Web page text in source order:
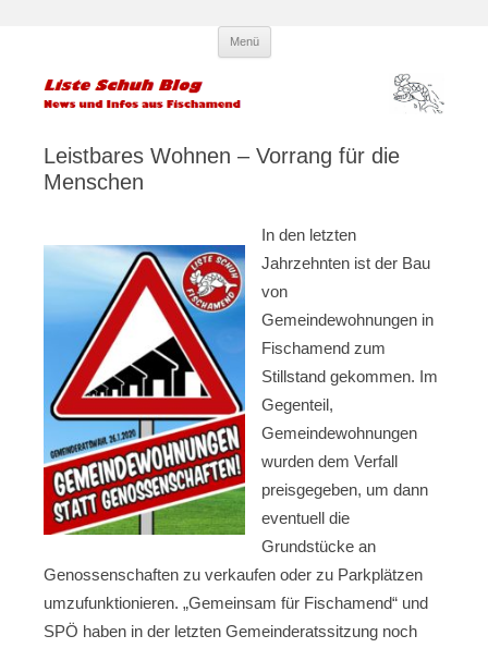
Liste Schuh Blog – KPÖ
Fischamend – Kommunisten und
Parteilose
Infos und News aus Fischamend
Menü
Leistbares Wohnen – Vorrang für die
Menschen
In den letzten
Jahrzehnten ist der Bau
von
Gemeindewohnungen in
Fischamend zum
Stillstand gekommen. Im
Gegenteil,
Gemeindewohnungen
wurden dem Verfall
preisgegeben, um dann
eventuell die
Grundstücke an
Genossenschaften zu verkaufen oder zu Parkplätzen
umzufunktionieren. „Gemeinsam für Fischamend“ und
SPÖ haben in der letzten Gemeinderatssitzung noch